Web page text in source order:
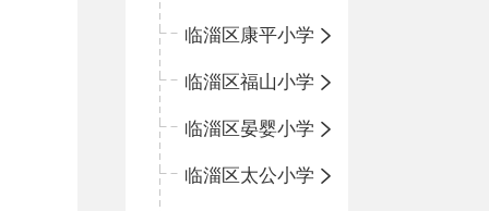
临淄区康平小学
临淄区福山小学
临淄区晏婴小学
临淄区太公小学